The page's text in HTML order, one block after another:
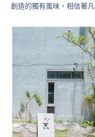
創造的獨有風味，相信著